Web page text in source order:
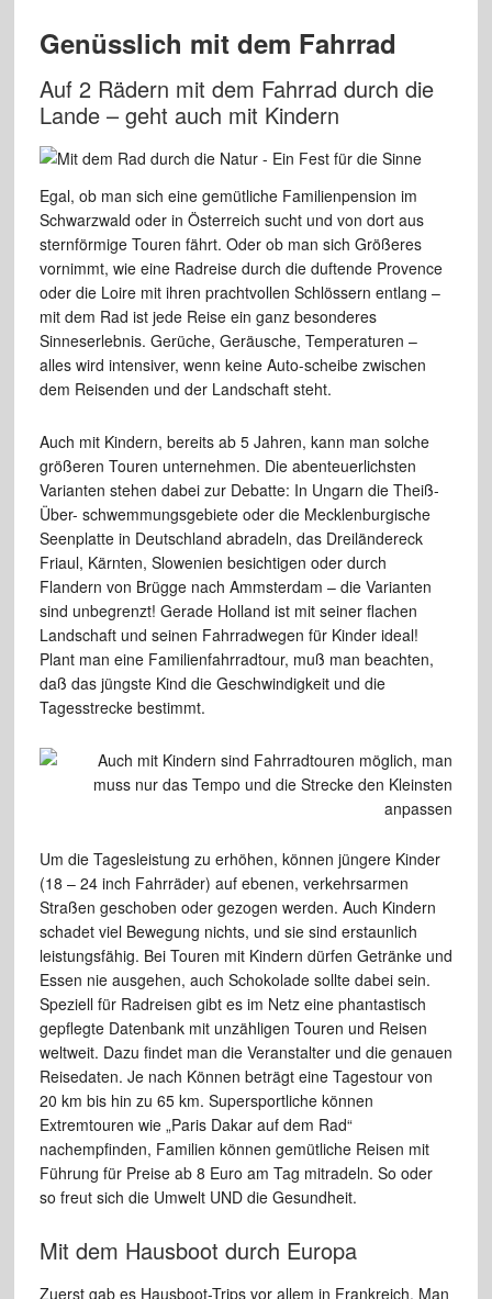
Genüsslich mit dem Fahrrad
Auf 2 Rädern mit dem Fahrrad durch die
Lande – geht auch mit Kindern
Egal, ob man sich eine gemütliche Familienpension im
Schwarzwald oder in Österreich sucht und von dort aus
sternförmige Touren fährt. Oder ob man sich Größeres
vornimmt, wie eine Radreise durch die duftende Provence
oder die Loire mit ihren prachtvollen Schlössern entlang –
mit dem Rad ist jede Reise ein ganz besonderes
Sinneserlebnis. Gerüche, Geräusche, Temperaturen –
alles wird intensiver, wenn keine Auto-scheibe zwischen
dem Reisenden und der Landschaft steht.
Auch mit Kindern, bereits ab 5 Jahren, kann man solche
größeren Touren unternehmen. Die abenteuerlichsten
Varianten stehen dabei zur Debatte: In Ungarn die Theiß-
Über- schwemmungsgebiete oder die Mecklenburgische
Seenplatte in Deutschland abradeln, das Dreiländereck
Friaul, Kärnten, Slowenien besichtigen oder durch
Flandern von Brügge nach Ammsterdam – die Varianten
sind unbegrenzt! Gerade Holland ist mit seiner flachen
Landschaft und seinen Fahrradwegen für Kinder ideal!
Plant man eine Familienfahrradtour, muß man beachten,
daß das jüngste Kind die Geschwindigkeit und die
Tagesstrecke bestimmt.
Um die Tagesleistung zu erhöhen, können jüngere Kinder
(18 – 24 inch Fahrräder) auf ebenen, verkehrsarmen
Straßen geschoben oder gezogen werden. Auch Kindern
schadet viel Bewegung nichts, und sie sind erstaunlich
leistungsfähig. Bei Touren mit Kindern dürfen Getränke und
Essen nie ausgehen, auch Schokolade sollte dabei sein.
Speziell für Radreisen gibt es im Netz eine phantastisch
gepflegte Datenbank mit unzähligen Touren und Reisen
weltweit. Dazu findet man die Veranstalter und die genauen
Reisedaten. Je nach Können beträgt eine Tagestour von
20 km bis hin zu 65 km. Supersportliche können
Extremtouren wie „Paris Dakar auf dem Rad“
nachempfinden, Familien können gemütliche Reisen mit
Führung für Preise ab 8 Euro am Tag mitradeln. So oder
so freut sich die Umwelt UND die Gesundheit.
Mit dem Hausboot durch Europa
Zuerst gab es Hausboot-Trips vor allem in Frankreich. Man